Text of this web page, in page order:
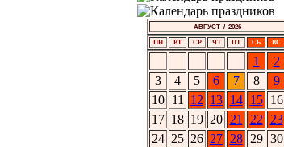
АВГУСТ / 2026
ПН ВТ СР ЧТ ПТ СБ ВС
1
2
3
4 5 6 7 8
9
10 11 12 13 14 15
16
17 18 19 20 21 22
23
24 25 26 27 28 29 30